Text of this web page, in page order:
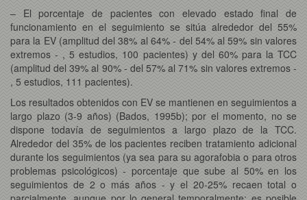
– El porcentaje de pacientes con elevado estado final de
funcionamiento en el seguimiento se sitúa alrededor del 55%
para la EV (amplitud del 38% al 64% - del 54% al 59% sin valores
extremos - , 5 estudios, 100 pacientes) y del 60% para la TCC
(amplitud del 39% al 90% - del 57% al 71% sin valores extremos -
, 5 estudios, 111 pacientes).
Los resultados obtenidos con EV se mantienen en seguimientos a
largo plazo (3-9 años) (Bados, 1995b); por el momento, no se
dispone todavía de seguimientos a largo plazo de la TCC.
Alrededor del 35% de los pacientes reciben tratamiento adicional
durante los seguimientos (ya sea para su agorafobia o para otros
problemas psicológicos) - porcentaje que sube al 50% en los
seguimientos de 2 o más años - y el 20-25% recaen total o